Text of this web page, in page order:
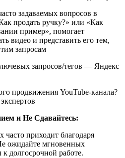
задаваемых вопросов в
продать ручку?» или «Как
пример», помогает
видео и представить его тем,
запросам
запросов/тегов — Яндекс
и Не Сдавайтесь:
часто приходит благодаря
ожидайте мгновенных
к долгосрочной работе.